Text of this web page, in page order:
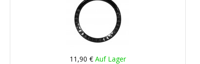
11,90 €Auf Lager